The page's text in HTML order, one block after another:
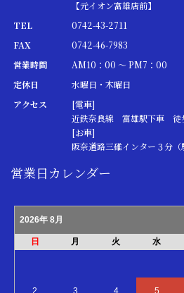
【元イオン富雄店前】
TEL
0742-43-2711
FAX
0742-46-7983
営業時間
AM10：00 ～ PM7：00
定休日
水曜日・木曜日
アクセス
[電車]
近鉄奈良線 富雄駅下車 徒
[お車]
阪奈道路三碓インター３分（
営業日カレンダー
2026年 8月
日 月 火 水
2 3 4 5